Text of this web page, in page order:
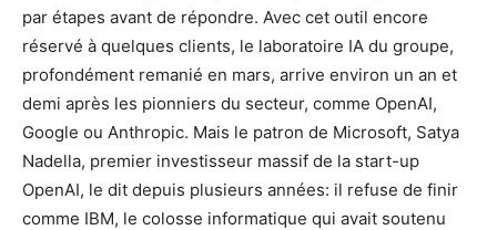
par étapes avant de répondre. Avec cet outil encore
réservé à quelques clients, le laboratoire IA du groupe,
profondément remanié en mars, arrive environ un an et
demi après les pionniers du secteur, comme OpenAI,
Google ou Anthropic. Mais le patron de Microsoft, Satya
Nadella, premier investisseur massif de la start-up
OpenAI, le dit depuis plusieurs années: il refuse de finir
comme IBM, le colosse informatique qui avait soutenu